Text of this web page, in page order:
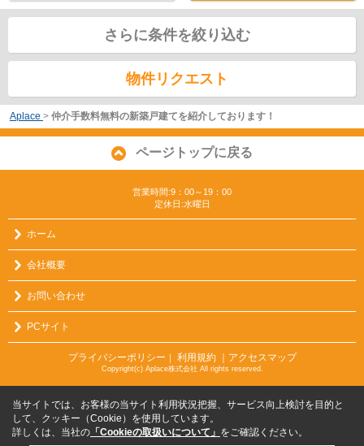
さらに条件を絞り込む
物件リクエスト
Aplace > 仲介手数料無料の新築戸建てを紹介しております！
ページトップに戻る
営業時間:9：00～19：00
定休日:水曜日
ホーム
会社概要
お問い合わせ
PCサイト
プライバシーポリシー ｜ 利用規約 ｜アクセスマップ
Copyright(c) Aplace株式会社 All rights reserved.
当サイトでは、お客様の当サイト利用状況把握、サービス向上検討を目的と
して、クッキー（Cookie）を使用しています。
詳しくは、当社の 「Cookieの取扱いについて」 をご確認ください。